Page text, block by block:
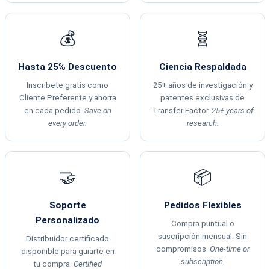
💰
Hasta 25% Descuento
Inscríbete gratis como
Cliente Preferente y ahorra
en cada pedido. Save on
every order.
🧬
Ciencia Respaldada
25+ años de investigación y
patentes exclusivas de
Transfer Factor. 25+ years of
research.
🤝
Soporte
Personalizado
Distribuidor certificado
disponible para guiarte en
tu compra. Certified
📦
Pedidos Flexibles
Compra puntual o
suscripción mensual. Sin
compromisos. One-time or
subscription.